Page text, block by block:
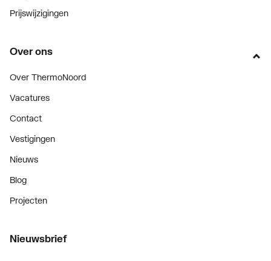
Prijswijzigingen
Over ons
Over ThermoNoord
Vacatures
Contact
Vestigingen
Nieuws
Blog
Projecten
Nieuwsbrief